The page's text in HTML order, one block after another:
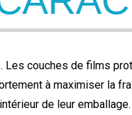
Les couches de films
à maximiser la
de leur emballage.